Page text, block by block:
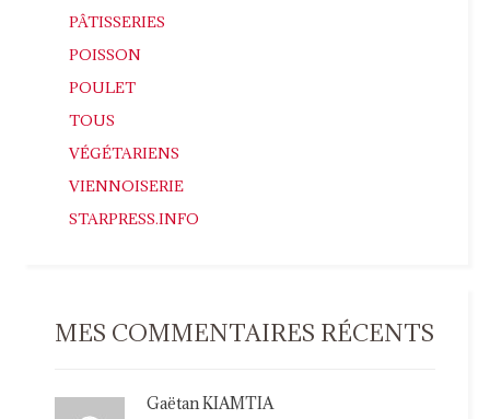
PÂTISSERIES
POISSON
POULET
TOUS
VÉGÉTARIENS
VIENNOISERIE
STARPRESS.INFO
MES COMMENTAIRES RÉCENTS
Gaëtan KIAMTIA